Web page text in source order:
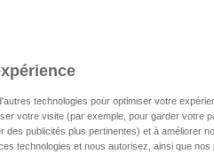
technologies pour optimiser votre
votre visite (par exemple, pour garder votre
publicités plus pertinentes) et à améliorer
technologies et nous autorisez, ainsi que nos